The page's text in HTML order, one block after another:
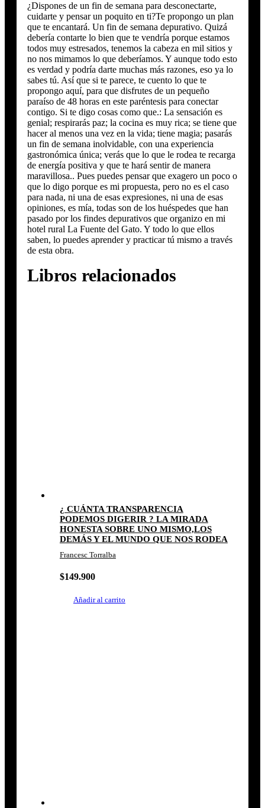
¿Dispones de un fin de semana para desconectarte,
cuidarte y pensar un poquito en ti?Te propongo un plan
que te encantará. Un fin de semana depurativo. Quizá
debería contarte lo bien que te vendría porque estamos
todos muy estresados, tenemos la cabeza en mil sitios y
no nos mimamos lo que deberíamos. Y aunque todo esto
es verdad y podría darte muchas más razones, eso ya lo
sabes tú. Así que si te parece, te cuento lo que te
propongo aquí, para que disfrutes de un pequeño
paraíso de 48 horas en este paréntesis para conectar
contigo. Si te digo cosas como que.: La sensación es
genial; respirarás paz; la cocina es muy rica; se tiene que
hacer al menos una vez en la vida; tiene magia; pasarás
un fin de semana inolvidable, con una experiencia
gastronómica única; verás que lo que le rodea te recarga
de energía positiva y que te hará sentir de manera
maravillosa.. Pues puedes pensar que exagero un poco o
que lo digo porque es mi propuesta, pero no es el caso
para nada, ni una de esas expresiones, ni una de esas
opiniones, es mía, todas son de los huéspedes que han
pasado por los findes depurativos que organizo en mi
hotel rural La Fuente del Gato. Y todo lo que ellos
saben, lo puedes aprender y practicar tú mismo a través
de esta obra.
Libros relacionados
¿ CUÁNTA TRANSPARENCIA
PODEMOS DIGERIR ? LA MIRADA
HONESTA SOBRE UNO MISMO,LOS
DEMÁS Y EL MUNDO QUE NOS RODEA
Francesc Torralba
$149.900
Añadir al carrito